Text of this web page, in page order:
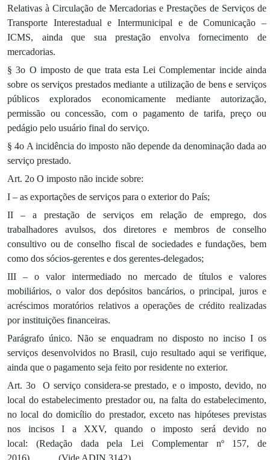
Relativas à Circulação de Mercadorias e Prestações de Serviços de
Transporte Interestadual e Intermunicipal e de Comunicação –
ICMS, ainda que sua prestação envolva fornecimento de
mercadorias.
§ 3o O imposto de que trata esta Lei Complementar incide ainda
sobre os serviços prestados mediante a utilização de bens e serviços
públicos explorados economicamente mediante autorização,
permissão ou concessão, com o pagamento de tarifa, preço ou
pedágio pelo usuário final do serviço.
§ 4o A incidência do imposto não depende da denominação dada ao
serviço prestado.
Art. 2o O imposto não incide sobre:
I – as exportações de serviços para o exterior do País;
II – a prestação de serviços em relação de emprego, dos
trabalhadores avulsos, dos diretores e membros de conselho
consultivo ou de conselho fiscal de sociedades e fundações, bem
como dos sócios-gerentes e dos gerentes-delegados;
III – o valor intermediado no mercado de títulos e valores
mobiliários, o valor dos depósitos bancários, o principal, juros e
acréscimos moratórios relativos a operações de crédito realizadas
por instituições financeiras.
Parágrafo único. Não se enquadram no disposto no inciso I os
serviços desenvolvidos no Brasil, cujo resultado aqui se verifique,
ainda que o pagamento seja feito por residente no exterior.
Art. 3o O serviço considera-se prestado, e o imposto, devido, no
local do estabelecimento prestador ou, na falta do estabelecimento,
no local do domicílio do prestador, exceto nas hipóteses previstas
nos incisos I a XXV, quando o imposto será devido no
local: (Redação dada pela Lei Complementar nº 157, de